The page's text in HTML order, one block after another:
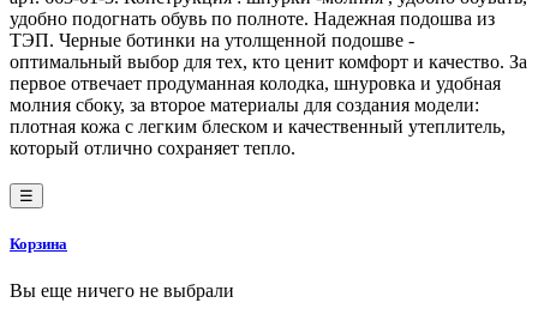
удобно подогнать обувь по полноте. Надежная подошва из
ТЭП. Черные ботинки на утолщенной подошве -
оптимальный выбор для тех, кто ценит комфорт и качество. За
первое отвечает продуманная колодка, шнуровка и удобная
молния сбоку, за второе материалы для создания модели:
плотная кожа с легким блеском и качественный утеплитель,
который отлично сохраняет тепло.
☰
Корзина
Вы еще ничего не выбрали